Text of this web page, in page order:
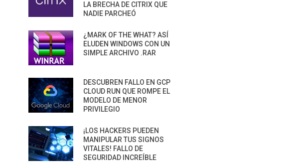
LA BRECHA DE CITRIX QUE
NADIE PARCHEÓ
¿MARK OF THE WHAT? ASÍ
ELUDEN WINDOWS CON UN
SIMPLE ARCHIVO .RAR
DESCUBREN FALLO EN GCP
CLOUD RUN QUE ROMPE EL
MODELO DE MENOR
PRIVILEGIO
¡LOS HACKERS PUEDEN
MANIPULAR TUS SIGNOS
VITALES! FALLO DE
SEGURIDAD INCREÍBLE